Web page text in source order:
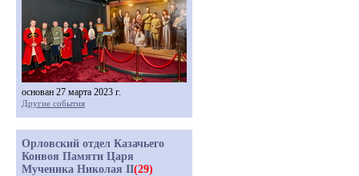
основан 27 марта 2023 г.
Другие события
Орловский отдел Казачьего
Конвоя Памяти Царя
Мученика Николая II(29)